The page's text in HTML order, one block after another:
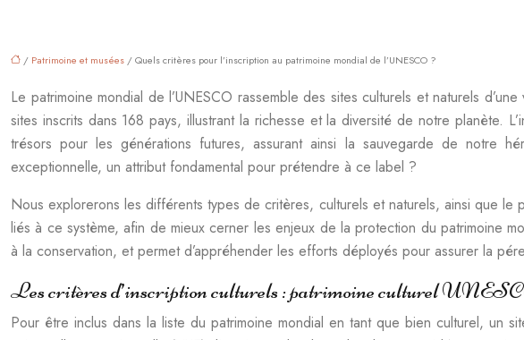
/ Patrimoine et musées / Quels critères pour l’inscription au patrimoine mondial de l’UNESCO ?
Le patrimoine mondial de l’UNESCO rassemble des sites culturels et naturels
sites inscrits dans 168 pays, illustrant la richesse et la diversité de notre planète.
trésors pour les générations futures, assurant ainsi la sauvegarde de notre
exceptionnelle, un attribut fondamental pour prétendre à ce label ?
Nous explorerons les différents types de critères, culturels et naturels, ainsi que le
liés à ce système, afin de mieux cerner les enjeux de la protection du patrimoine
à la conservation, et permet d’appréhender les efforts déployés pour assurer la
Les critères d’inscription culturels : patrimoine culturel
Pour être inclus dans la liste du patrimoine mondial en tant que bien culturel, un